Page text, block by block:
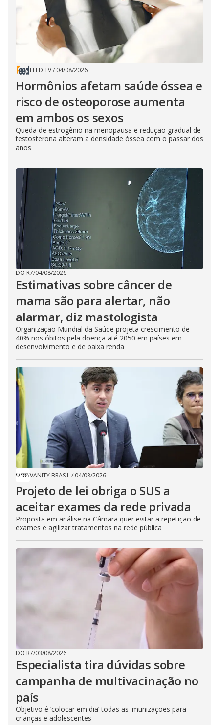
FEED TV/ 04/08/2026
Hormônios afetam saúde óssea e
risco de osteoporose aumenta
em ambos os sexos
Queda de estrogênio na menopausa e redução gradual de
testosterona alteram a densidade óssea com o passar dos
anos
DO R7/04/08/2026
Estimativas sobre câncer de
mama são para alertar, não
alarmar, diz mastologista
Organização Mundial da Saúde projeta crescimento de
40% nos óbitos pela doença até 2050 em países em
desenvolvimento e de baixa renda
VANITY BRASIL/ 04/08/2026
Projeto de lei obriga o SUS a
aceitar exames da rede privada
Proposta em análise na Câmara quer evitar a repetição de
exames e agilizar tratamentos na rede pública
DO R7/03/08/2026
Especialista tira dúvidas sobre
campanha de multivacinação no
país
Objetivo é ‘colocar em dia’ todas as imunizações para
crianças e adolescentes